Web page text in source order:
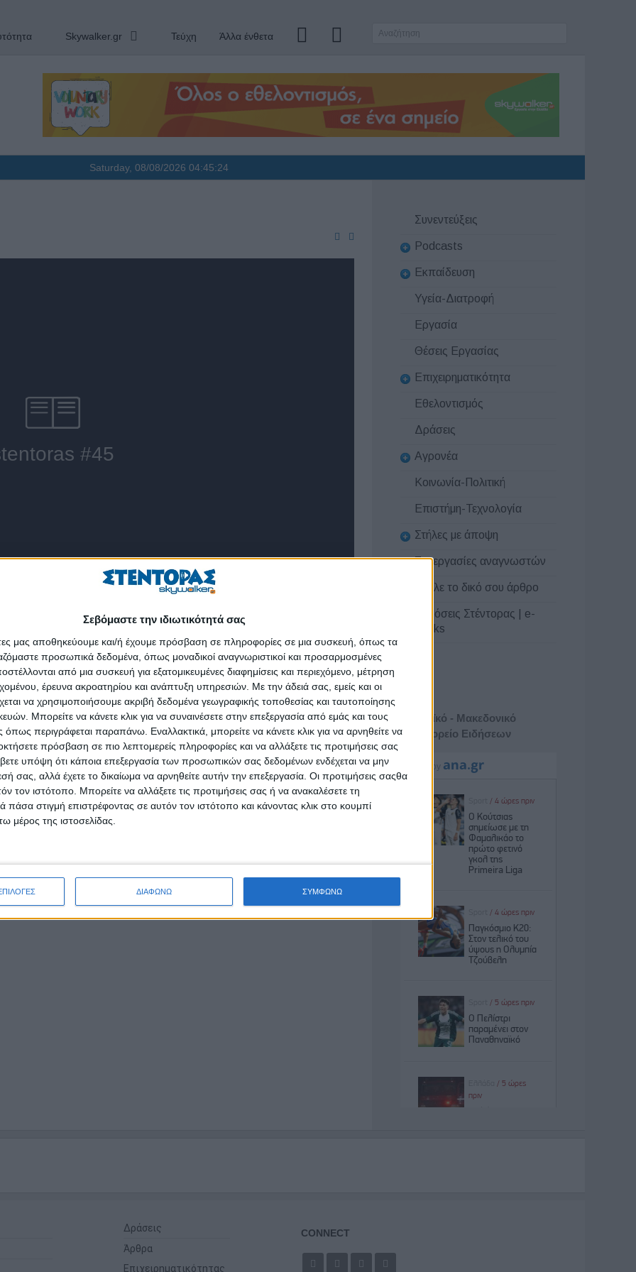
Σεβόμαστε την ιδιωτικότητά σας
μας αποθηκεύουμε και/ή έχουμε πρόσβαση σε πληροφορίες σε μια συσκευή, όπως τα
προσωπικά δεδομένα, όπως μοναδικοί αναγνωριστικοί και προσαρμοσμένες
από μια συσκευή για εξατομικευμένες διαφημίσεις και περιεχόμενο, μέτρηση
έρευνα ακροατηρίου και ανάπτυξη υπηρεσιών. Με την άδειά σας, εμείς και οι
να χρησιμοποιήσουμε ακριβή δεδομένα γεωγραφικής τοποθεσίας και ταυτοποίησης
Μπορείτε να κάνετε κλικ για να συναινέσετε στην επεξεργασία από εμάς και τους
περιγράφεται παραπάνω. Εναλλακτικά, μπορείτε να κάνετε κλικ για να αρνηθείτε να
πρόσβαση σε πιο λεπτομερείς πληροφορίες και να αλλάξετε τις προτιμήσεις σας
υπόψη ότι κάποια επεξεργασία των προσωπικών σας δεδομένων ενδέχεται να μην
σας, αλλά έχετε το δικαίωμα να αρνηθείτε αυτήν την επεξεργασία. Οι προτιμήσεις σαςθα
τον ιστότοπο. Μπορείτε να αλλάξετε τις προτιμήσεις σας ή να ανακαλέσετε τη
στιγμή επιστρέφοντας σε αυτόν τον ιστότοπο και κάνοντας κλικ στο κουμπί
μέρος της ιστοσελίδας.
ΔΙΑΦΩΝΩ ΣΥΜΦΩΝΩ
Skywalker.gr Τεύχη Άλλα ένθετα
Saturday, 08/08/2026 04:45:25
Συνεντεύξεις
Podcasts
Εκπαίδευση
Υγεία-Διατροφή
Εργασία
Θέσεις Εργασίας
Επιχειρηματικότητα
Εθελοντισμός
Δράσεις
Αγρονέα
Κοινωνία-Πολιτική
Επιστήμη-Τεχνολογία
Στήλες με άποψη
Συνεργασίες αναγνωστών
Στείλε το δικό σου άρθρο
Εκδόσεις Στέντορας | e-
books
Αθηναϊκό - Μακεδονικό
Πρακτορείο Ειδήσεων
Δράσεις
Άρθρα
Επιχειρηματικότητας
CONNECT